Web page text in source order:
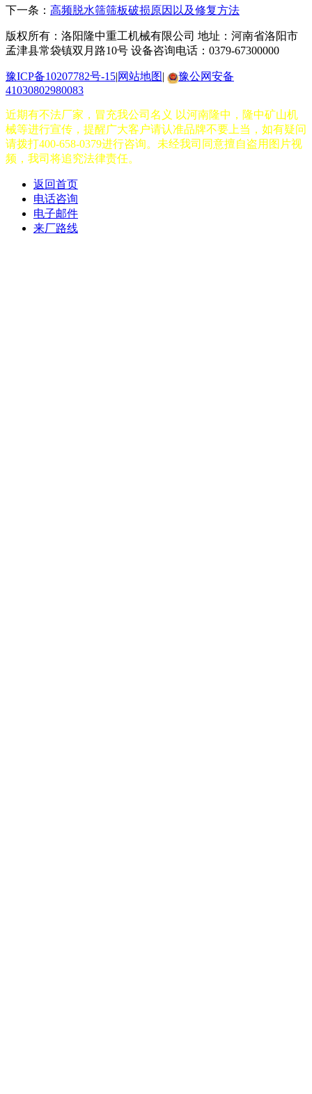
下一条： 高频脱水筛筛板破损原因以及修复方法
版权所有：洛阳隆中重工机械有限公司 地址：河南省洛阳市
孟津县常袋镇双月路10号 设备咨询电话：0379-67300000
豫ICP备10207782号-15|网站地图|
豫公网安备
41030802980083
近期有不法厂家，冒充我公司名义 以河南隆中，隆中矿山机
械等进行宣传，提醒广大客户请认准品牌不要上当，如有疑问
请拨打400-658-0379进行咨询。未经我司同意擅自盗用图片视
频，我司将追究法律责任。
返回首页
电话咨询
电子邮件
来厂路线